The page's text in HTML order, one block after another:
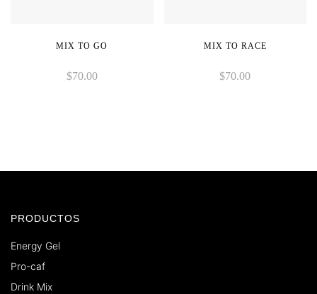
MIX TO GO
$70.00
MIX TO RACE
$70.00
PRODUCTOS
Energy Gel
Pro-caf
Drink Mix